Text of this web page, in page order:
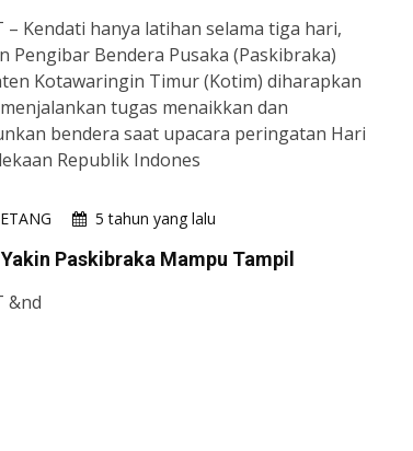
– Kendati hanya latihan selama tiga hari,
Pengibar Bendera Pusaka (Paskibraka)
Kotawaringin Timur (Kotim) diharapkan
tugas menaikkan dan
bendera saat upacara peringatan Hari
Republik Indones
5 tahun yang lalu
Paskibraka Mampu Tampil
&nd